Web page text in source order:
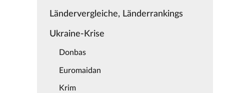
Ländervergleiche, Länderrankings
Ukraine-Krise
Donbas
Euromaidan
Krim